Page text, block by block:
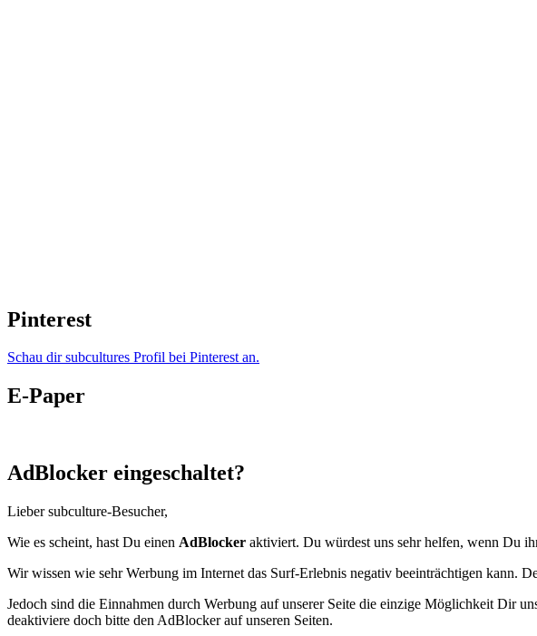
Pinterest
Schau dir subcultures Profil bei Pinterest an.
E-Paper
AdBlocker eingeschaltet?
Lieber subculture-Besucher,
Wie es scheint, hast Du einen AdBlocker aktiviert. Du würdest uns sehr helfen, wenn Du
Wir wissen wie sehr Werbung im Internet das Surf-Erlebnis negativ beeinträchtigen kann.
Jedoch sind die Einnahmen durch Werbung auf unserer Seite die einzige Möglichkeit Dir
deaktiviere doch bitte den AdBlocker auf unseren Seiten.